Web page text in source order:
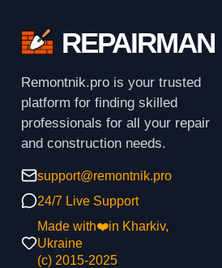
REPAIRMAN
Remontnik.pro is your trusted
platform for finding skilled
professionals for all your repair
and construction needs.
support@remontnik.pro
24/7 Live Support
Made with❤️in Kharkiv,
Ukraine
(с) 2015-2025